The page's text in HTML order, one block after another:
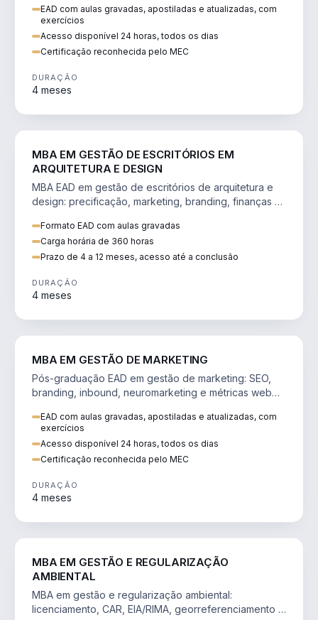
EAD com aulas gravadas, apostiladas e atualizadas, com
exercícios
Acesso disponível 24 horas, todos os dias
Certificação reconhecida pelo MEC
DURAÇÃO
4 meses
MBA EM GESTÃO DE ESCRITÓRIOS EM
ARQUITETURA E DESIGN
MBA EAD em gestão de escritórios de arquitetura e
design: precificação, marketing, branding, finanças e
Formato EAD com aulas gravadas
Carga horária de 360 horas
Prazo de 4 a 12 meses, acesso até a conclusão
DURAÇÃO
4 meses
MBA EM GESTÃO DE MARKETING
Pós-graduação EAD em gestão de marketing: SEO,
branding, inbound, neuromarketing e métricas web
EAD com aulas gravadas, apostiladas e atualizadas, com
exercícios
Acesso disponível 24 horas, todos os dias
Certificação reconhecida pelo MEC
DURAÇÃO
4 meses
MBA EM GESTÃO E REGULARIZAÇÃO
AMBIENTAL
MBA em gestão e regularização ambiental:
licenciamento, CAR, EIA/RIMA, georreferenciamento e